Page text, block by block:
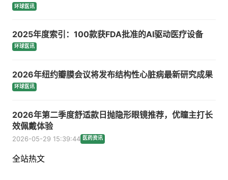
环球医讯
2025年度索引：100款获FDA批准的AI驱动医疗设备
环球医讯
2026年纽约瓣膜会议将发布结构性心脏病最新研究成果
环球医讯
2026年第二季度舒适款日抛隐形眼镜推荐，优瞳主打长
效佩戴体验
2026-05-29 15:39:44 医药资讯
全站热文